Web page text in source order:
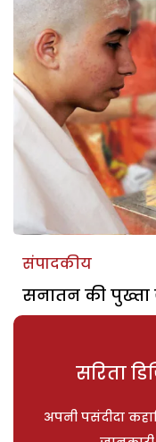
संपादकीय
सनातन की पुख्ता
सरिता
अपनी पसंदीदा